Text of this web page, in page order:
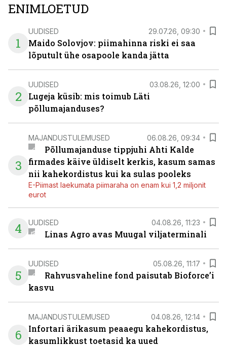
ENIMLOETUD
1
UUDISED 29.07.26, 09:30
Maido Solovjov: piimahinna riski ei saa
lõputult ühe osapoole kanda jätta
2
UUDISED 03.08.26, 12:00
Lugeja küsib: mis toimub Läti
põllumajanduses?
3
MAJANDUSTULEMUSED 06.08.26, 09:34
Põllumajanduse tippjuhi Ahti Kalde
firmades käive üldiselt kerkis, kasum samas
nii kahekordistus kui ka sulas pooleks
E-Piimast laekumata piimaraha on enam kui 1,2 miljonit
eurot
4 UUDISED 04.08.26, 11:23
Linas Agro avas Muugal viljaterminali
5
UUDISED 05.08.26, 11:17
Rahvusvaheline fond paisutab Bioforce’i
kasvu
6
MAJANDUSTULEMUSED 04.08.26, 12:14
Infortari ärikasum peaaegu kahekordistus,
kasumlikkust toetasid ka uued